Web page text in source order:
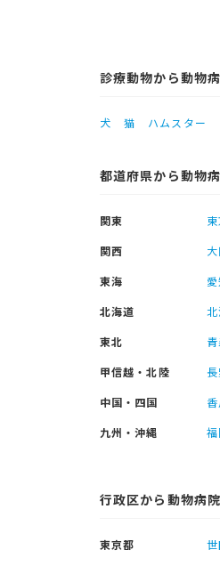
診療動物から動物
犬 猫 ハムスター
都道府県から動物
関東
関西
東海
北海道
東北
甲信越・北陸
中国・四国
九州・沖縄
行政区から動物病
東京都